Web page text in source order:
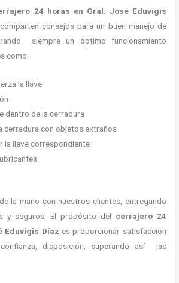
24 horas en Gral. José Eduvigis
comparten consejos para un buen manejo de
siempre un óptimo funcionamiento
como:
la llave
dentro de la cerradura
cerradura con objetos extraños
la llave correspondiente
la mano con nuestros clientes, entregando
y seguros. El propósito del cerrajero 24
Eduvigis Díaz es proporcionar satisfacción
disposición, superando así las